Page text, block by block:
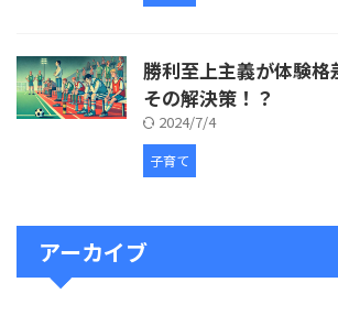
勝利至上主義が体験格
その解決策！？
2024/7/4
子育て
アーカイブ